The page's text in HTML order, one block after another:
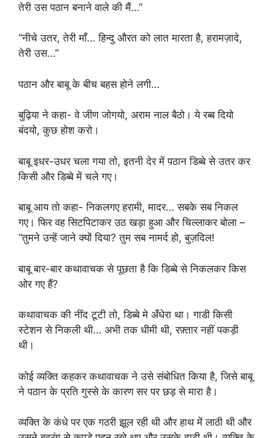
तेरी उस पठान बनाने वाले की मैं…”
“नीचे उतर, तेरी माँ… हिन्दु औरत को लात मारता है, हरामज़ादे,
तेरी उस…”
पठान और बाबू के बीच बहस होने लगी…
बुढ़िया ने कहा- वे जीण जोगयो, अराम नाल बैठो। ये रब्ब दियो
बंदयो, कुछ होश करो।
बाबू इधर-उधर चला गया तो, इतनी देर में पठान डिब्बे से उतर कर
किसी और डिब्बे में चले गए।
बाबू आय तो कहा- निकलगए हरामी, मादर… सबके सब निकल
गए। फिर वह सिटपिटाकर उठ खड़ा हुआ और चिल्लाकर बोला –
“तुमने उन्हें जाने क्यों दिया? तुम सब नामर्द हो, बुज़दिल!
बाबू बार-बार कथावाचक से पूछता है कि डिब्बे से निकलकर किस
ओर गए हैं?
कथावाचक की नींद टूटी तो, डिब्बे मे अँधेरा था। गाडी किसी
स्टेशन से निकली थी… अभी तक धीमी थी, रफ़्तार नहीं पकड़ी
थी।
कोई व्यक्ति कहकर कथावाचक ने उसे संबोधित किया है, जिसे बाबू
ने पठान के प्रति गुस्से के कारण सर पर छड़ से मारा है।
व्यक्ति के कंधे पर एक गठरी झूल रही थी और हाथ में लाठी थी और